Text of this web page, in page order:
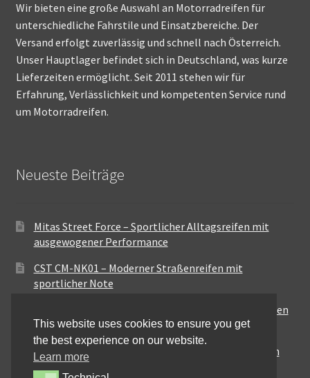
Wir bieten eine große Auswahl an Motorradreifen für
unterschiedliche Fahrstile und Einsatzbereiche. Der
Versand erfolgt zuverlässig und schnell nach Österreich.
Unser Hauptlager befindet sich in Deutschland, was kurze
Lieferzeiten ermöglicht. Seit 2011 stehen wir für
Erfahrung, Verlässlichkeit und kompetenten Service rund
um Motorradreifen.
Neueste Beiträge
Mitas Street Force – Sportlicher Alltagsreifen mit
ausgewogener Performance
CST CM-NK01 – Moderner Straßenreifen mit
sportlicher Note
Maxxis MA-ST3 – Ausgewogener Sport-Touring-Reifen
für vielseitige Einsätze
Pirelli City Demon – Zuverlässigkeit für den urbanen
Alltag
This website uses cookies to ensure you get
the best experience on our website.
Learn more